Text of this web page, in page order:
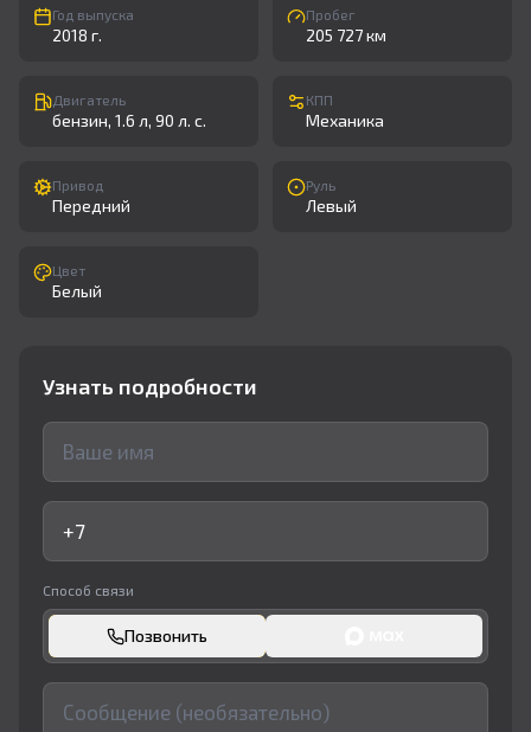
Год выпуска
2018 г.
Пробег
205 727 км
Двигатель
бензин, 1.6 л, 90 л. с.
КПП
Механика
Привод
Передний
Руль
Левый
Цвет
Белый
Узнать подробности
Способ связи
Позвонить